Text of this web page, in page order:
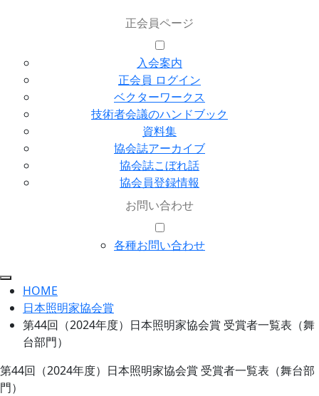
正会員ページ
入会案内
正会員 ログイン
ベクターワークス
技術者会議のハンドブック
資料集
協会誌アーカイブ
協会誌こぼれ話
協会員登録情報
お問い合わせ
各種お問い合わせ
HOME
日本照明家協会賞
第44回（2024年度）日本照明家協会賞 受賞者一覧表（舞
台部門）
第44回（2024年度）日本照明家協会賞 受賞者一覧表（舞台部
門）